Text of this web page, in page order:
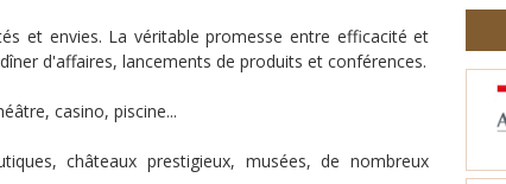
et envies. La véritable promesse entre efficacité et
d'affaires, lancements de produits et conférences.
casino, piscine...
châteaux prestigieux, musées, de nombreux